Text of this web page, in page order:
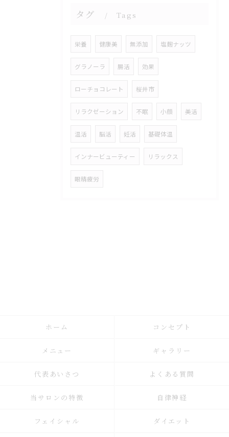
タグ Tags
栄養 健康美 無添加 塩麹ナッツ
グラノーラ 腸活 効果
ローチョコレート 桜井市
リラクゼーション 不眠 小顔 美活
温活 脳活 妊活 基礎体温
インナービューティー リラックス
眼精疲労
ホーム コンセプト
メニュー ギャラリー
代表あいさつ よくある質問
当サロンの特徴 自律神経
フェイシャル ダイエット